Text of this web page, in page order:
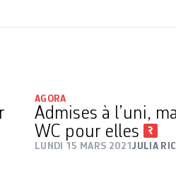
AGORA
Admises à l’uni,
WC pour elles
LUNDI 15 MARS 2021JULIA